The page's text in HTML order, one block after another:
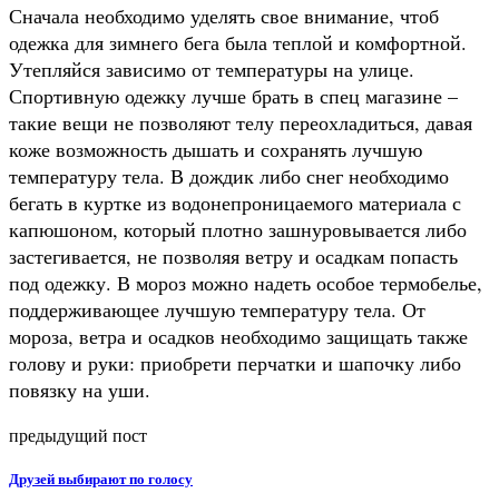
Сначала необходимо уделять свое внимание, чтоб
одежка для зимнего бега была теплой и комфортной.
Утепляйся зависимо от температуры на улице.
Спортивную одежку лучше брать в спец магазине –
такие вещи не позволяют телу переохладиться, давая
коже возможность дышать и сохранять лучшую
температуру тела. В дождик либо снег необходимо
бегать в куртке из водонепроницаемого материала с
капюшоном, который плотно зашнуровывается либо
застегивается, не позволяя ветру и осадкам попасть
под одежку. В мороз можно надеть особое термобелье,
поддерживающее лучшую температуру тела. От
мороза, ветра и осадков необходимо защищать также
голову и руки: приобрети перчатки и шапочку либо
повязку на уши.
предыдущий пост
Друзей выбирают по голосу